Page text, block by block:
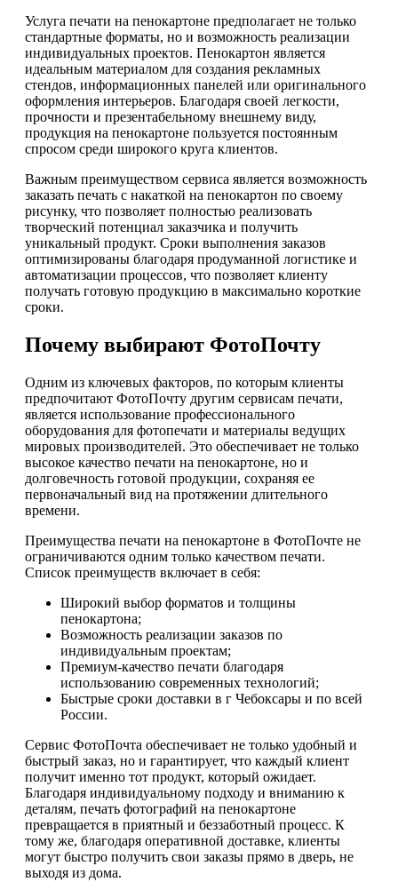
Услуга печати на пенокартоне предполагает не только
стандартные форматы, но и возможность реализации
индивидуальных проектов. Пенокартон является
идеальным материалом для создания рекламных
стендов, информационных панелей или оригинального
оформления интерьеров. Благодаря своей легкости,
прочности и презентабельному внешнему виду,
продукция на пенокартоне пользуется постоянным
спросом среди широкого круга клиентов.
Важным преимуществом сервиса является возможность
заказать печать с накаткой на пенокартон по своему
рисунку, что позволяет полностью реализовать
творческий потенциал заказчика и получить
уникальный продукт. Сроки выполнения заказов
оптимизированы благодаря продуманной логистике и
автоматизации процессов, что позволяет клиенту
получать готовую продукцию в максимально короткие
сроки.
Почему выбирают ФотоПочту
Одним из ключевых факторов, по которым клиенты
предпочитают ФотоПочту другим сервисам печати,
является использование профессионального
оборудования для фотопечати и материалы ведущих
мировых производителей. Это обеспечивает не только
высокое качество печати на пенокартоне, но и
долговечность готовой продукции, сохраняя ее
первоначальный вид на протяжении длительного
времени.
Преимущества печати на пенокартоне в ФотоПочте не
ограничиваются одним только качеством печати.
Список преимуществ включает в себя:
Широкий выбор форматов и толщины
пенокартона;
Возможность реализации заказов по
индивидуальным проектам;
Премиум-качество печати благодаря
использованию современных технологий;
Быстрые сроки доставки в г Чебоксары и по всей
России.
Сервис ФотоПочта обеспечивает не только удобный и
быстрый заказ, но и гарантирует, что каждый клиент
получит именно тот продукт, который ожидает.
Благодаря индивидуальному подходу и вниманию к
деталям, печать фотографий на пенокартоне
превращается в приятный и беззаботный процесс. К
тому же, благодаря оперативной доставке, клиенты
могут быстро получить свои заказы прямо в дверь, не
выходя из дома.